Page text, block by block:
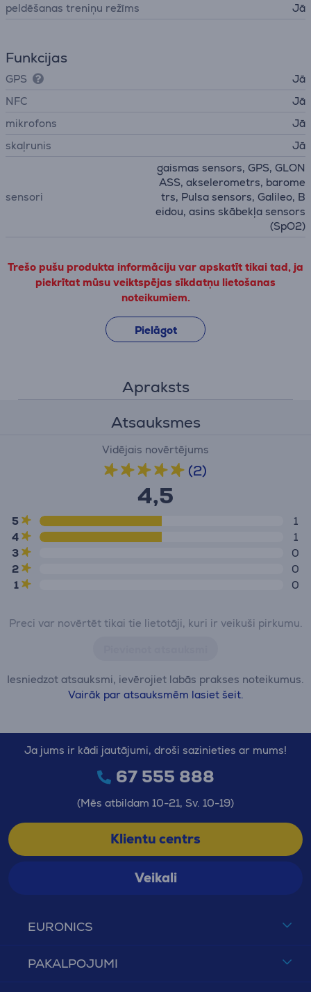
peldēšanas treniņu režīms Jā
Funkcijas
GPS
Jā
NFC
Jā
mikrofons
Jā
skaļrunis
Jā
sensori
gaismas sensors, GPS, GLON
ASS, akselerometrs, barome
trs, Pulsa sensors, Galileo, B
eidou, asins skābekļa sensors
(SpO2)
Trešo pušu produkta informāciju var apskatīt tikai tad, ja
piekrītat mūsu veiktspējas sīkdatņu lietošanas
noteikumiem.
Pielāgot
Apraksts
Atsauksmes
Vidējais novērtējums
(2)
4,5
5
1
4
1
3
0
2
0
1
0
Preci var novērtēt tikai tie lietotāji, kuri ir veikuši pirkumu.
Iesniedzot atsauksmi, ievērojiet labās prakses noteikumus.
Vairāk par atsauksmēm lasiet šeit.
EURONICS
PAKALPOJUMI
Ja jums ir kādi jautājumi, droši sazinieties ar mums!
67 555 888
(Mēs atbildam 10-21, Sv. 10-19)
Klientu centrs
Veikali